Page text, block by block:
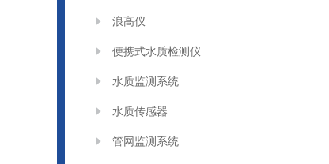
浪高仪
便携式水质检测仪
水质监测系统
水质传感器
管网监测系统